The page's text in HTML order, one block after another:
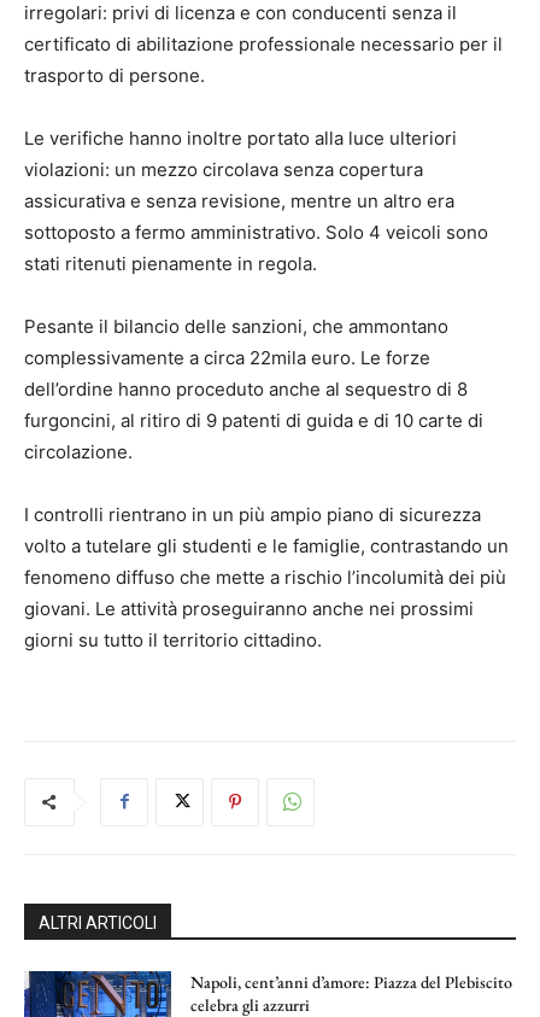
irregolari: privi di licenza e con conducenti senza il
certificato di abilitazione professionale necessario per il
trasporto di persone.
Le verifiche hanno inoltre portato alla luce ulteriori
violazioni: un mezzo circolava senza copertura
assicurativa e senza revisione, mentre un altro era
sottoposto a fermo amministrativo. Solo 4 veicoli sono
stati ritenuti pienamente in regola.
Pesante il bilancio delle sanzioni, che ammontano
complessivamente a circa 22mila euro. Le forze
dell’ordine hanno proceduto anche al sequestro di 8
furgoncini, al ritiro di 9 patenti di guida e di 10 carte di
circolazione.
I controlli rientrano in un più ampio piano di sicurezza
volto a tutelare gli studenti e le famiglie, contrastando un
fenomeno diffuso che mette a rischio l’incolumità dei più
giovani. Le attività proseguiranno anche nei prossimi
giorni su tutto il territorio cittadino.
ALTRI ARTICOLI
Napoli, cent’anni d’amore: Piazza del Plebiscito
celebra gli azzurri